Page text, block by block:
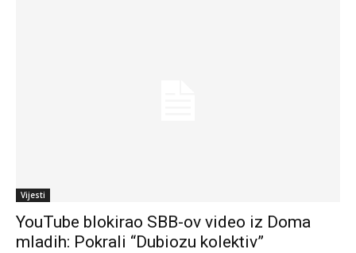
Vijesti
YouTube blokirao SBB-ov video iz Doma
mladih: Pokrali “Dubiozu kolektiv”